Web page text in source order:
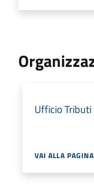
Ufficio Tributi
VAI ALLA PAGINA